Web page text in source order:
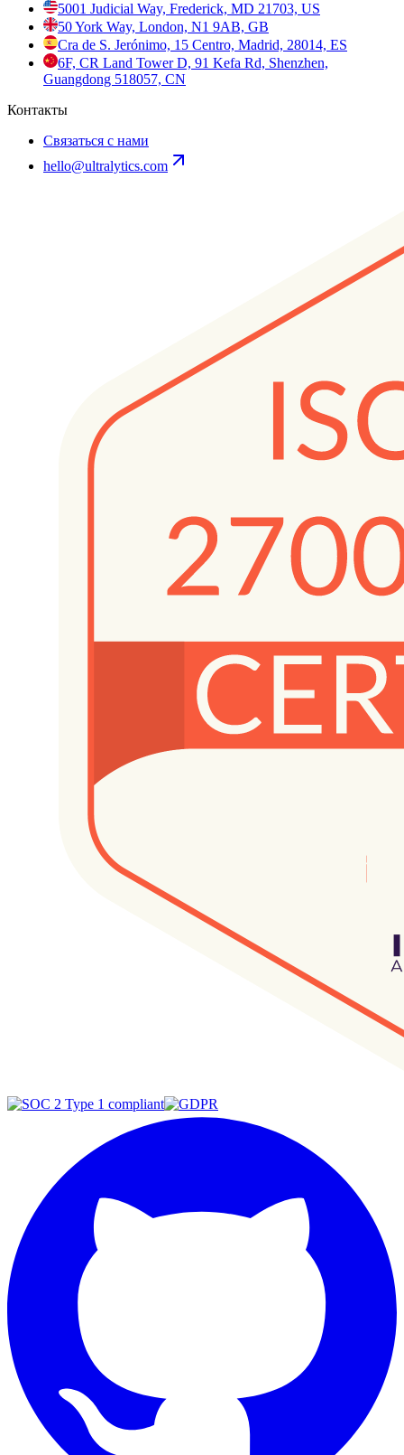
5001 Judicial Way, Frederick, MD 21703, US
50 York Way, London, N1 9AB, GB
Cra de S. Jerónimo, 15 Centro, Madrid, 28014, ES
6F, CR Land Tower D, 91 Kefa Rd, Shenzhen,
Guangdong 518057, CN
Контакты
Связаться с нами
hello@ultralytics.com